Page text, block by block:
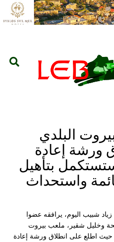
البلدي
ورشة إعادة
بتأهيل
واستحداث
شبيب اليوم، يرافقه عضوا
وخليل شقير، ملعب بيروت
حيث اطلع على انطلاق ورشة إعادة